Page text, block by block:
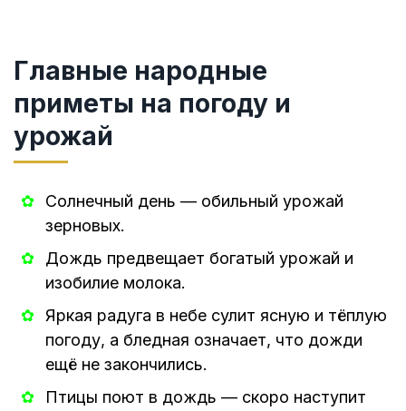
Главные народные
приметы на погоду и
урожай
Солнечный день — обильный урожай
зерновых.
Дождь предвещает богатый урожай и
изобилие молока.
Яркая радуга в небе сулит ясную и тёплую
погоду, а бледная означает, что дожди
ещё не закончились.
Птицы поют в дождь — скоро наступит